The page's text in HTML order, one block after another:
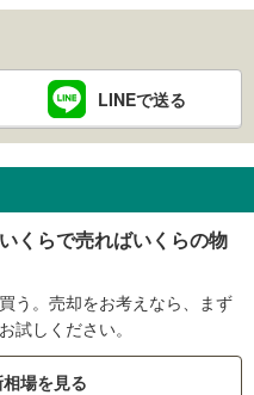
LINEで送る
くらで売ればいくらの物
う。売却をお考えなら、まず
試しください。
場を見る